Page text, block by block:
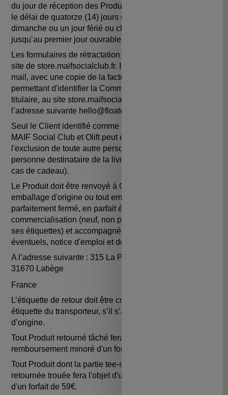
du jour de réception des Produits par le Client et lorsque
le délai de quatorze (14) jours expire un samedi, un
dimanche ou un jour férié ou chômé, il est prorogé
jusqu’au premier jour ouvrable suivant.
Les formulaires de rétractation sont disponibles sur le
site de store.maifsocialclub.fr. Il devra être envoyé par
mail, avec une copie de la facture ou tout autre élément
permettant d'identifier la Commande dont il s'agit et son
titulaire, au site store.maifsocialclub.fr ainsi qu’a
l’adresse suivante hello@floatee.co.
Seul le Client identifié comme tel auprès de la société
MAIF Social Club et Olift peut exercer ce droit, à
l'exclusion de toute autre personne, et notamment de la
personne destinataire de la livraison (par exemple en
cas de cadeau).
Le Produit doit être renvoyé à Olift par le Client dans son
emballage d'origine ou tout emballage équivalent
parfaitement fermé, en parfait état permettant une re-
commercialisation (neuf, non porté, non sali ni lavé, avec
ses étiquettes) et accompagné de tous les accessoires
éventuels, notice d'emploi et documentation.
A l’adresse suivante : 315 La Pyrénéenne Porte 14
31670 Labège
France
L’étiquette de retour doit être collée sur l’ancienne
étiquette du transporteur, s’il s’agit de l’emballage
d’origine.
Tout Produit retourné tâché fera l'objet d'un
remboursement minoré d'un forfait de 20€.
Tout Produit dont la partie tee-shirt anti-UV serait
retournée trouée fera l'objet d'un remboursement minoré
d'un forfait de 59€.